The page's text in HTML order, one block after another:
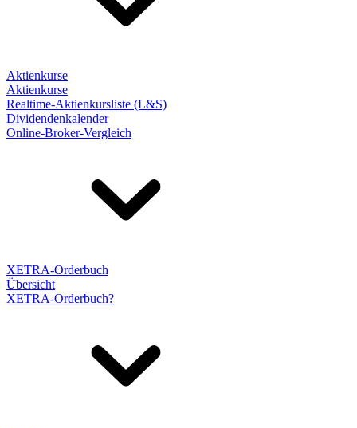
Aktienkurse
Aktienkurse
Realtime-Aktienkursliste (L&S)
Dividendenkalender
Online-Broker-Vergleich
XETRA-Orderbuch
Übersicht
XETRA-Orderbuch?